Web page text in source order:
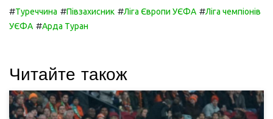
#Туреччина #Півзахисник #Ліга Європи УЄФА #Ліга чемпіонів
УЄФА #Арда Туран
Читайте також